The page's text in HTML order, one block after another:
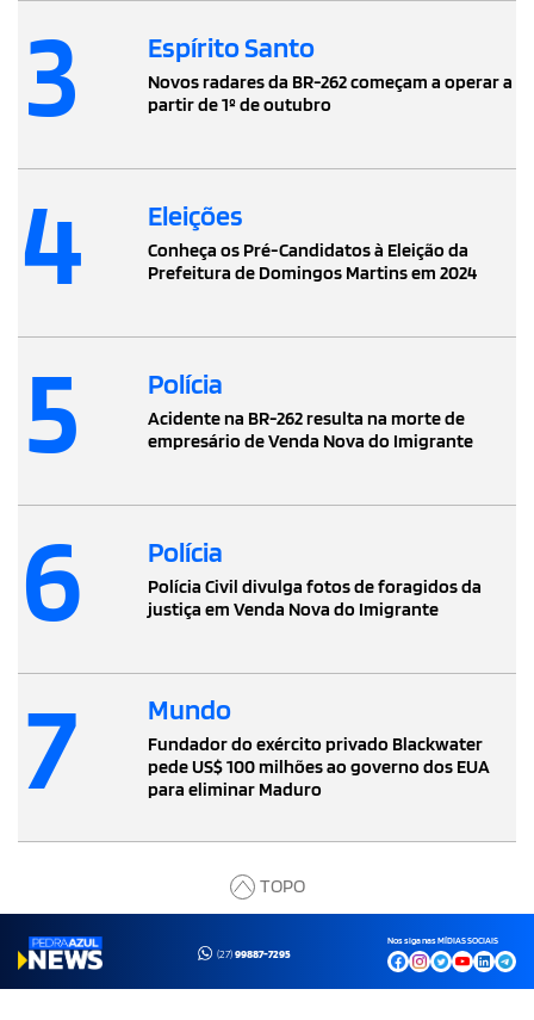
3 Espírito Santo
Novos radares da BR-262 começam a operar a
partir de 1º de outubro
4 Eleições
Conheça os Pré-Candidatos à Eleição da
Prefeitura de Domingos Martins em 2024
5 Polícia
Acidente na BR-262 resulta na morte de
empresário de Venda Nova do Imigrante
6 Polícia
Polícia Civil divulga fotos de foragidos da
justiça em Venda Nova do Imigrante
7 Mundo
Fundador do exército privado Blackwater
pede US$ 100 milhões ao governo dos EUA
para eliminar Maduro
TOPO
(27)99887-7295
Nos siga nas MÍDIAS SOCIAIS